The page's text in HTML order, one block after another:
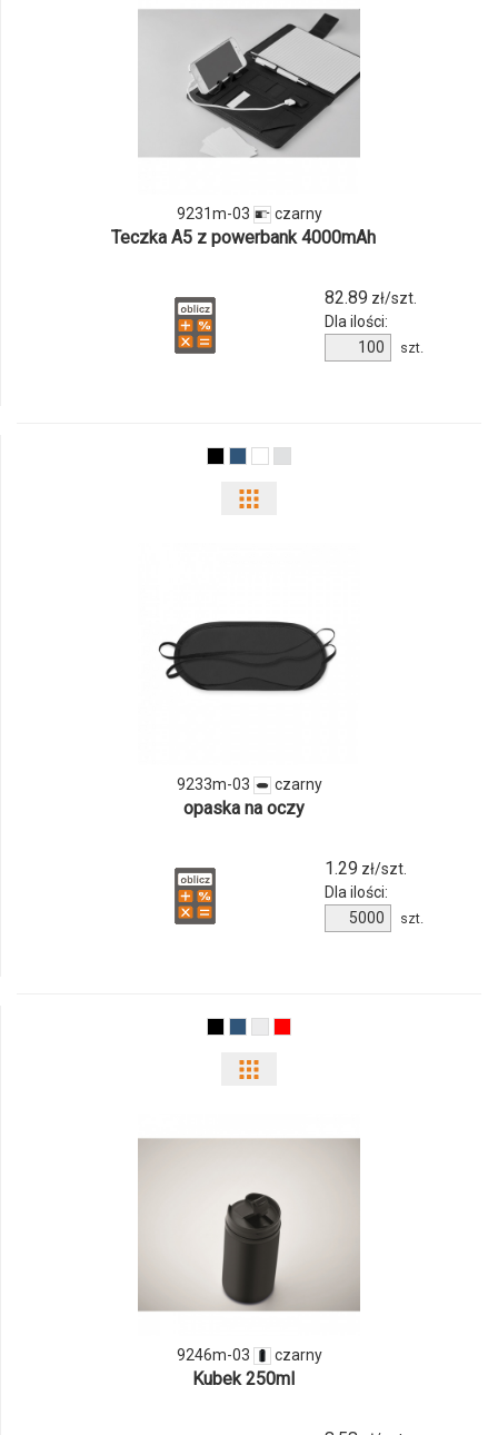
ilości
produktu
9231m-
9231m-03 czarny
Teczka A5 z powerbank 4000mAh
82.89 zł/szt.
Dla ilości:
produktu
szt.
ilości
produktu
9233m-03 czarny
opaska na oczy
1.29 zł/szt.
Dla ilości:
Ilość
produktu
szt.
ilości
produktu
9246m-
9246m-03 czarny
Kubek 250ml